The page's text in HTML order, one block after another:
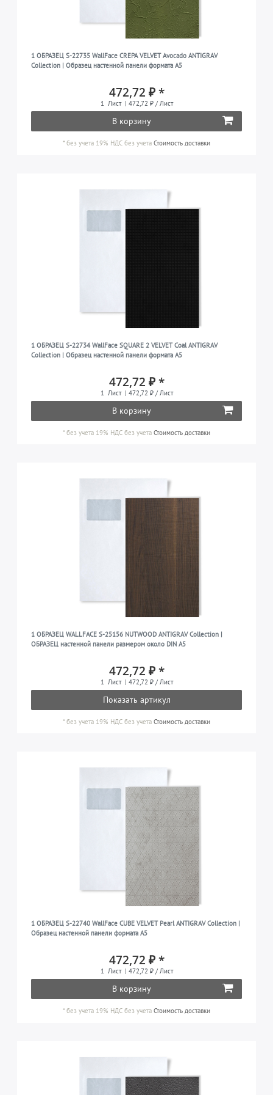
1 ОБРАЗЕЦ S-22735 WallFace CREPA VELVET Avocado ANTIGRAV
Collection | Образец настенной панели формата A5
472,72 ₽ *
1 Лист | 472,72 ₽ / Лист
В корзину
*без учета 19% НДС без учета Стоимость доставки
1 ОБРАЗЕЦ S-22734 WallFace SQUARE 2 VELVET Coal ANTIGRAV
Collection | Образец настенной панели формата A5
472,72 ₽ *
1 Лист | 472,72 ₽ / Лист
В корзину
*без учета 19% НДС без учета Стоимость доставки
1 ОБРАЗЕЦ WALLFACE S-25156 NUTWOOD ANTIGRAV Collection |
ОБРАЗЕЦ настенной панели размером около DIN A5
472,72 ₽ *
1 Лист | 472,72 ₽ / Лист
Показать артикул
*без учета 19% НДС без учета Стоимость доставки
1 ОБРАЗЕЦ S-22740 WallFace CUBE VELVET Pearl ANTIGRAV Collection |
Образец настенной панели формата A5
472,72 ₽ *
1 Лист | 472,72 ₽ / Лист
В корзину
*без учета 19% НДС без учета Стоимость доставки